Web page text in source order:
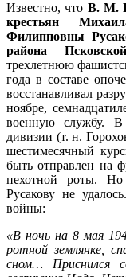
Известно, что В. М.
крестьян
Филипповны
района
трехлетнюю
года в составе
восстанавливал
ноябре,
военную службу. В
дивизии (т. н.
шестимесячный
быть отправлен на
пехотной роты. Но
Русакову не
войны:
«В ночь на 8 мая
ротной землянке,
сном… Приснился